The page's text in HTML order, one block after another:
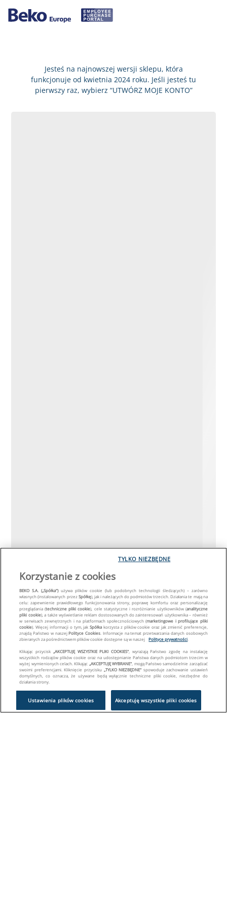
Jesteś na najnowszej wersji sklepu, która
funkcjonuje od kwietnia 2024 roku. Jeśli jesteś tu
pierwszy raz, wybierz “UTWÓRZ MOJE KONTO”
Korzystanie z cookies
BEKO S.A. („Spółka")używa plików cookie (lub podobnych technologii śledzących) – zarówno
własnych (instalowanych przezSpółkę), jak i należących do podmiotów trzecich. Działania te mają na
celu: zapewnienie prawidłowego funkcjonowania strony, poprawę komfortu oraz personalizację
przeglądania (techniczne pliki cookie), cele statystyczne i rozróżnianie użytkowników (analityczne
pliki cookie), a także wyświetlanie reklam dostosowanych do zainteresowań użytkownika – również
w serwisach zewnętrznych i na platformach społecznościowych (marketingowe i profilujące pliki
cookie). Więcej informacji o tym, jakSpółka korzysta z plików cookie oraz jak zmienić preferencje,
znajdą Państwo w naszejPolityce Cookies . Informacje na temat przetwarzania danych osobowych
zbieranych za pośrednictwem plików cookie dostępne są w naszej
Polityce prywatności
Klikając przycisk „AKCEPTUJĘ WSZYSTKIE PLIKI COOKIES" , wyrażają Państwo zgodę na instalację
wszystkich rodzajów plików cookie oraz na udostępnianie Państwa danych podmiotom trzecim w
wyżej wymienionych celach. Klikając „AKCEPTUJĘ WYBRANE" , mogą Państwo samodzielnie zarządzać
swoimi preferencjami. Kliknięcie przycisku „TYLKO NIEZBĘDNE" spowoduje zachowanie ustawień
domyślnych, co oznacza, że używane będą wyłącznie techniczne pliki cookie, niezbędne do
działania strony.
Ustawienia plików cookies Akceptuję wszystkie pliki cookies
TYLKO NIEZBĘDNE